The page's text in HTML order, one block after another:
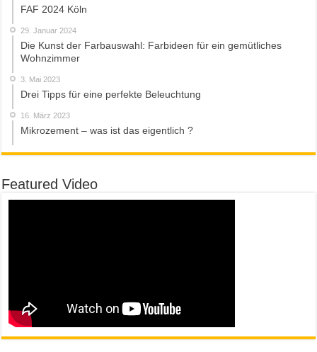
FAF 2024 Köln
29. Januar 2024
Die Kunst der Farbauswahl: Farbideen für ein gemütliches
Wohnzimmer
3. Mai 2023
Drei Tipps für eine perfekte Beleuchtung
16. März 2023
Mikrozement – was ist das eigentlich ?
Featured Video